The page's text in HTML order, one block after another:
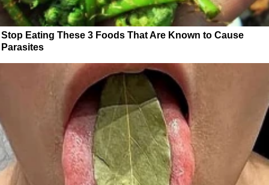
Stop Eating These 3 Foods That Are Known to Cause
Parasites